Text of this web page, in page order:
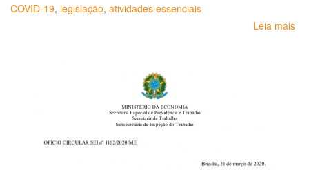
COVID-19, legislação, atividades essenciais
Leia mais